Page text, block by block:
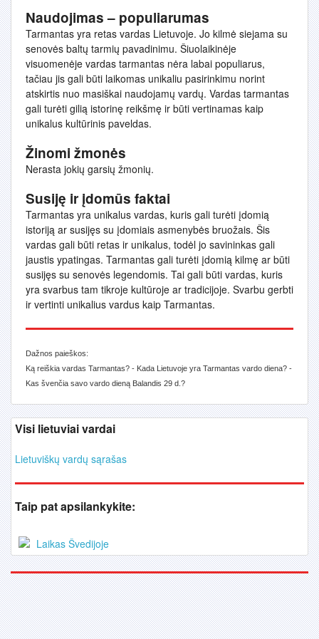
Naudojimas – populiarumas
Tarmantas yra retas vardas Lietuvoje. Jo kilmė siejama su
senovės baltų tarmių pavadinimu. Šiuolaikinėje
visuomenėje vardas tarmantas nėra labai populiarus,
tačiau jis gali būti laikomas unikaliu pasirinkimu norint
atskirtis nuo masiškai naudojamų vardų. Vardas tarmantas
gali turėti gilią istorinę reikšmę ir būti vertinamas kaip
unikalus kultūrinis paveldas.
Žinomi žmonės
Nerasta jokių garsių žmonių.
Susiję ir įdomūs faktai
Tarmantas yra unikalus vardas, kuris gali turėti įdomią
istoriją ar susijęs su įdomiais asmenybės bruožais. Šis
vardas gali būti retas ir unikalus, todėl jo savininkas gali
jaustis ypatingas. Tarmantas gali turėti įdomią kilmę ar būti
susijęs su senovės legendomis. Tai gali būti vardas, kuris
yra svarbus tam tikroje kultūroje ar tradicijoje. Svarbu gerbti
ir vertinti unikalius vardus kaip Tarmantas.
Dažnos paieškos:
Ką reiškia vardas Tarmantas? - Kada Lietuvoje yra Tarmantas vardo diena? -
Kas švenčia savo vardo dieną Balandis 29 d.?
Visi lietuviai vardai
Lietuviškų vardų sąrašas
Taip pat apsilankykite:
Laikas Švedijoje